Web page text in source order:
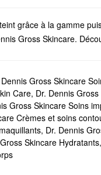
grâce à la gamme
Gross Skincare.
offre des produits Dr
de solutions Dr.
êtes à la recherche
d’œil à notre ensemble d’
la donne. Nous avons
Dennis Gross Skincare
Dennis Gross Skincare
Care, Dr. Dennis
Gross Skincare Soins
Crèmes et soins
, Dr. Dennis
Skincare Hydratants,